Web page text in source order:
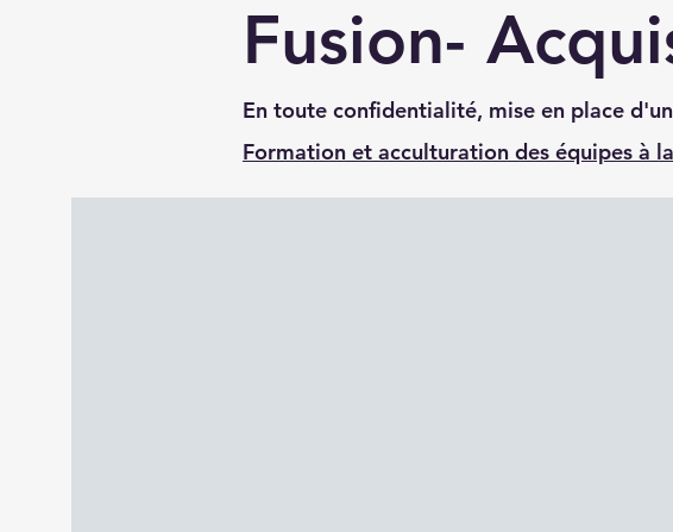
Fusion-
En toute confidentialité, mise en place
Formation et acculturation des équipes à